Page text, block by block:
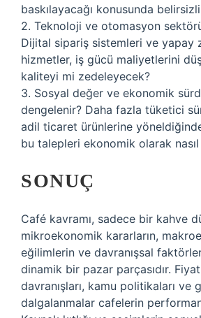
baskılayacağı konusunda
2. Teknoloji ve otomasyon
Dijital sipariş sistemleri ve yapay
hizmetler, iş gücü maliyetlerini
kaliteyi mi zedeleyecek?
3. Sosyal değer ve ekonomik
dengelenir? Daha fazla tüketici
adil ticaret ürünlerine
bu talepleri ekonomik olarak nasıl
SONUÇ
Café kavramı, sadece bir kahve
mikroekonomik kararların,
eğilimlerin ve davranışsal
dinamik bir pazar parçasıdır.
davranışları, kamu politikaları ve
dalgalanmalar cafelerin